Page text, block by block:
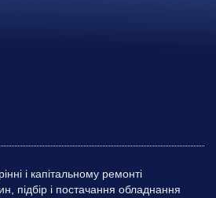
і капітальному ремонті
підбір і постачання обладнання